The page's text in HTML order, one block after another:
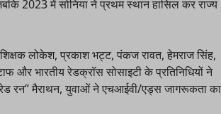
2023 में सोनिया ने प्रथम स्थान हासिल कर राज्य
लोकेश, प्रकाश भट्ट, पंकज रावत, हेमराज सिंह,
और भारतीय रेडक्रॉस सोसाइटी के प्रतिनिधियों ने
रन’’ मैराथन, युवाओं ने एचआईवी/एड्स जागरूकता का